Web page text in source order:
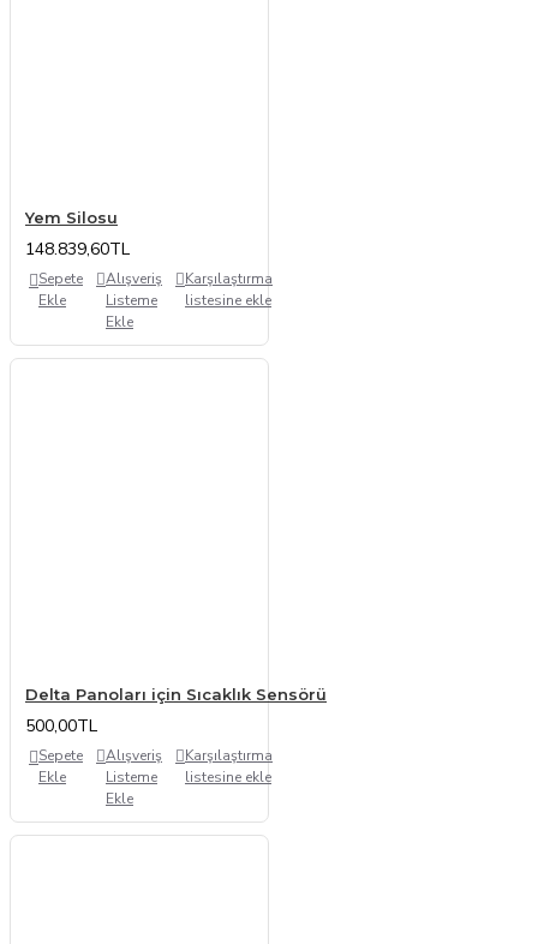
Yem Silosu
148.839,60TL
Sepete
Ekle
Alışveriş
Listeme
Ekle
Karşılaştırma
listesine ekle
Delta Panoları için Sıcaklık Sensörü
500,00TL
Sepete
Ekle
Alışveriş
Listeme
Ekle
Karşılaştırma
listesine ekle